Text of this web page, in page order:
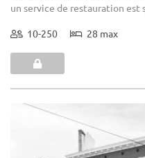
un service de restauration
10-250 28 max